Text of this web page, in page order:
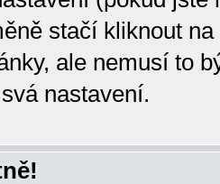
stačí kliknout
ale nemusí to
nastavení.